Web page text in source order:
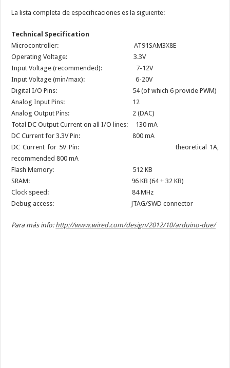
La lista completa de especificaciones es la siguiente:
Technical Specification
Microcontroller: AT91SAM3X8E
Operating Voltage: 3.3V
Input Voltage (recommended): 7-12V
Input Voltage (min/max): 6-20V
Digital I/O Pins: 54 (of which 6 provide PWM)
Analog Input Pins: 12
Analog Output Pins: 2 (DAC)
Total DC Output Current on all I/O lines: 130 mA
DC Current for 3.3V Pin: 800 mA
DC Current for 5V Pin: theoretical 1A,
recommended 800 mA
Flash Memory: 512 KB
SRAM: 96 KB (64 + 32 KB)
Clock speed: 84 MHz
Debug access: JTAG/SWD connector
Para más info: http://www.wired.com/design/2012/10/arduino-due/